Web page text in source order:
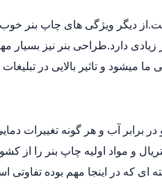
دیگر ویژگی های چاپ بنر خوب
زیادی دارد.طراحی بنر نیز
ما میشود و تاثیر بالایی در
برابر آب و هر گونه تغییرات
و مواد اولیه چاپ بنر را از
انس است.نکته ای که در اینجا مهم